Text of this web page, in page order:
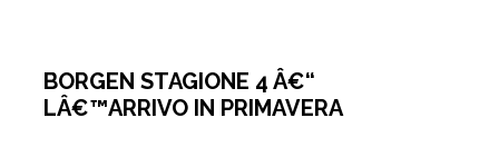
BORGEN STAGIONE 4 Â€“
LÂ€™ARRIVO IN PRIMAVERA